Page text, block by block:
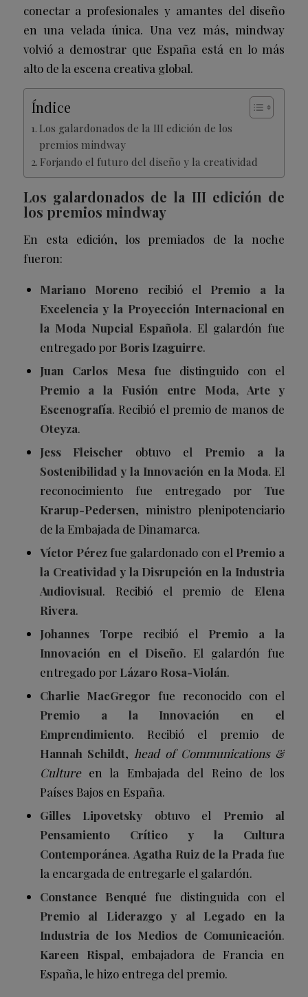
conectar a profesionales y amantes del diseño
en una velada única. Una vez más, mindway
volvió a demostrar que España está en lo más
alto de la escena creativa global.
Índice
Los galardonados de la III edición de los
premios mindway
Forjando el futuro del diseño y la creatividad
Los galardonados de la III edición de
los premios mindway
En esta edición, los premiados de la noche
fueron:
Mariano Moreno recibió el Premio a la
Excelencia y la Proyección Internacional en
la Moda Nupcial Española. El galardón fue
entregado por Boris Izaguirre.
Juan Carlos Mesafue distinguido con el
Premio a la Fusión entre Moda, Arte y
Escenografía. Recibió el premio de manos de
Oteyza.
Jess Fleischer obtuvo el Premio a la
Sostenibilidad y la Innovación en la Moda. El
reconocimiento fue entregado por Tue
Krarup-Pedersen, ministro plenipotenciario
de la Embajada de Dinamarca.
Víctor Pérezfue galardonado con el Premio a
la Creatividad y la Disrupción en la Industria
Audiovisual. Recibió el premio de Elena
Rivera.
Johannes Torperecibió el Premio a la
Innovación en el Diseño. El galardón fue
entregado por Lázaro Rosa-Violán.
Charlie MacGregor fue reconocido con el
Premio a la Innovación en el
Emprendimiento. Recibió el premio de
Hannah Schildt,head of Communications &
Cultureen la Embajada del Reino de los
Países Bajos en España.
Gilles Lipovetsky obtuvo el Premio al
Pensamiento Crítico y la Cultura
Contemporánea. Agatha Ruiz de la Prada fue
la encargada de entregarle el galardón.
Constance Benquéfue distinguida con el
Premio al Liderazgo y al Legado en la
Industria de los Medios de Comunicación.
Kareen Rispal, embajadora de Francia en
España, le hizo entrega del premio.